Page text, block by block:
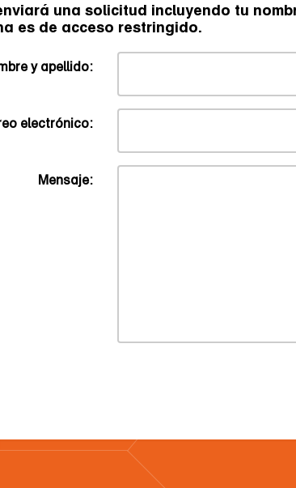
una solicitud incluyendo tu
es de acceso restringido.
y apellido:
electrónico:
Mensaje: